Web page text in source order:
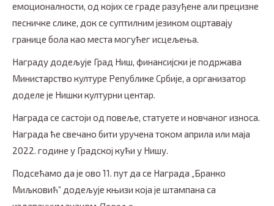
емоционалности, од којих се граде разуђене али прецизне
песничке слике, док се суптилним језиком оцртавају
границе бола као места могућег исцељења.
Награду додељује Град Ниш, финансијски је подржава
Министарство културе Републике Србије, а организатор
доделе је Нишки културни центар.
Награда се састоји од повеље, статуете и новчаног износа.
Награда ће свечано бити уручена током априла или маја
2022. године у Градској кући у Нишу.
Подсећамо да је ово 11. пут да се Награда „Бранко
Миљковић” додељује књизи која је штампана са